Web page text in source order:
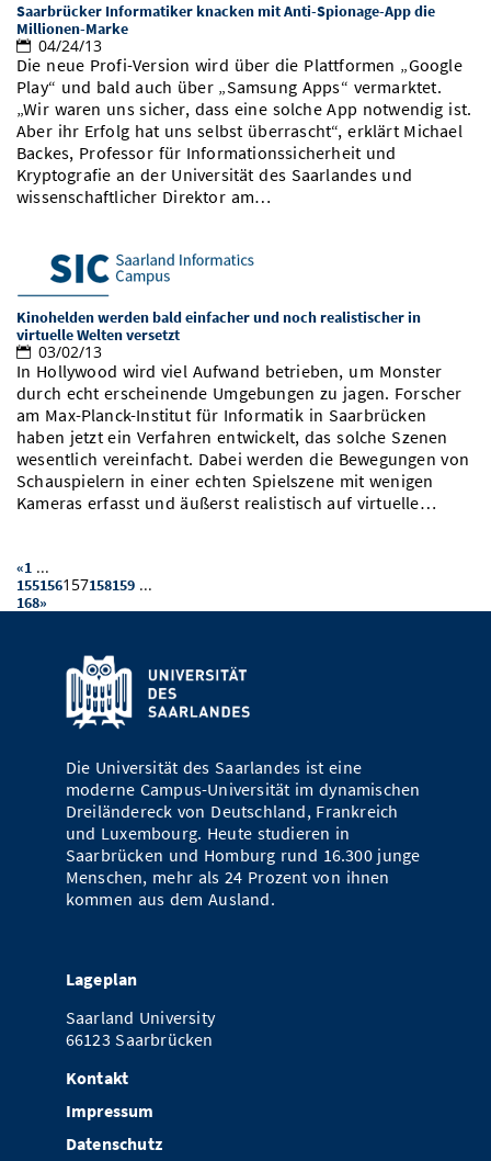
Saarbrücker Informatiker knacken mit Anti-Spionage-App die
Millionen-Marke
04/24/13
Die neue Profi-Version wird über die Plattformen „Google
Play“ und bald auch über „Samsung Apps“ vermarktet.
„Wir waren uns sicher, dass eine solche App notwendig ist.
Aber ihr Erfolg hat uns selbst überrascht“, erklärt Michael
Backes, Professor für Informationssicherheit und
Kryptografie an der Universität des Saarlandes und
wissenschaftlicher Direktor am…
Kinohelden werden bald einfacher und noch realistischer in
virtuelle Welten versetzt
03/02/13
In Hollywood wird viel Aufwand betrieben, um Monster
durch echt erscheinende Umgebungen zu jagen. Forscher
am Max-Planck-Institut für Informatik in Saarbrücken
haben jetzt ein Verfahren entwickelt, das solche Szenen
wesentlich vereinfacht. Dabei werden die Bewegungen von
Schauspielern in einer echten Spielszene mit wenigen
Kameras erfasst und äußerst realistisch auf virtuelle…
«1 ...
155156157158159 ...
168»
Die Universität des Saarlandes ist eine
moderne Campus-Universität im dynamischen
Dreiländereck von Deutschland, Frankreich
und Luxembourg. Heute studieren in
Saarbrücken und Homburg rund 16.300 junge
Menschen, mehr als 24 Prozent von ihnen
kommen aus dem Ausland.
Lageplan
Saarland University
66123 Saarbrücken
Kontakt
Impressum
Datenschutz